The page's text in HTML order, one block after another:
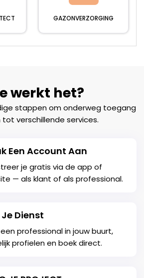
GAZONVERZORGING
werkt het?
stappen om onderweg toegang
tot verschillende services.
Een Account Aan
je gratis via de app of
— als klant of als professional.
Je Dienst
professional in jouw buurt,
profielen en boek direct.